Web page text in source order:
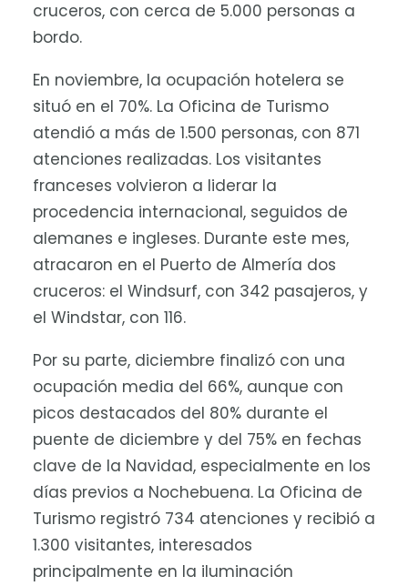
cruceros, con cerca de 5.000 personas a
bordo.
En noviembre, la ocupación hotelera se
situó en el 70%. La Oficina de Turismo
atendió a más de 1.500 personas, con 871
atenciones realizadas. Los visitantes
franceses volvieron a liderar la
procedencia internacional, seguidos de
alemanes e ingleses. Durante este mes,
atracaron en el Puerto de Almería dos
cruceros: el Windsurf, con 342 pasajeros, y
el Windstar, con 116.
Por su parte, diciembre finalizó con una
ocupación media del 66%, aunque con
picos destacados del 80% durante el
puente de diciembre y del 75% en fechas
clave de la Navidad, especialmente en los
días previos a Nochebuena. La Oficina de
Turismo registró 734 atenciones y recibió a
1.300 visitantes, interesados
principalmente en la iluminación